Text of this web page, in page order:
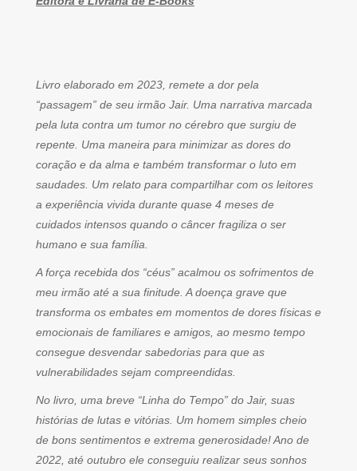
Livro elaborado em 2023, remete a dor pela
“passagem” de seu irmão Jair. Uma narrativa marcada
pela luta contra um tumor no cérebro que surgiu de
repente. Uma maneira para minimizar as dores do
coração e da alma e também transformar o luto em
saudades. Um relato para compartilhar com os leitores
a experiência vivida durante quase 4 meses de
cuidados intensos quando o câncer fragiliza o ser
humano e sua família.
A força recebida dos “céus” acalmou os sofrimentos de
meu irmão até a sua finitude. A doença grave que
transforma os embates em momentos de dores físicas e
emocionais de familiares e amigos, ao mesmo tempo
consegue desvendar sabedorias para que as
vulnerabilidades sejam compreendidas.
No livro, uma breve “Linha do Tempo” do Jair, suas
histórias de lutas e vitórias. Um homem simples cheio
de bons sentimentos e extrema generosidade! Ano de
2022, até outubro ele conseguiu realizar seus sonhos